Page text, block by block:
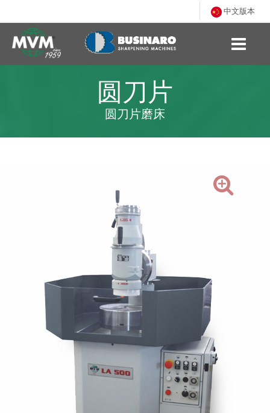
中文版本
圆刀片
圆刀片磨床